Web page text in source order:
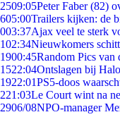
2509:05Peter Faber (82)
605:00Trailers kijken: de
003:37Ajax veel te sterk
102:34Nieuwkomers
1900:45Random Pics van
1522:04Ontslagen bij
1922:01PS5-doos
221:03Le Court wint na
2906/08NPO-manager